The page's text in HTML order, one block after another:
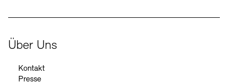
Über Uns
Kontakt
Presse